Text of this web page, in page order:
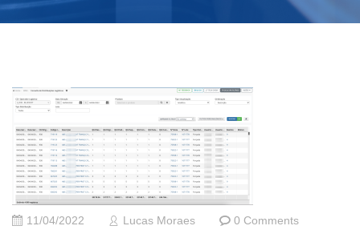
11/04/2022 Lucas Moraes 0 Comments